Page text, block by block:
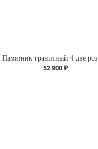
52 900 ₽